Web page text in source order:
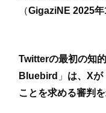
（GigaziNE 2025
Twitterの最初の知
Bluebird 」 は、Xが
ことを求める審判